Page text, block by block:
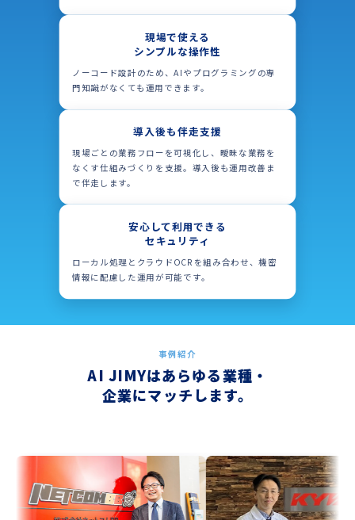
現場で使える
シンプルな操作性
ノーコード設計のため、AIやプログラミングの専
門知識がなくても運用できます。
導入後も伴走支援
現場ごとの業務フローを可視化し、曖昧な業務を
なくす仕組みづくりを支援。導入後も運用改善ま
で伴走します。
安心して利用できる
セキュリティ
ローカル処理とクラウドOCRを組み合わせ、機密
情報に配慮した運用が可能です。
事例紹介
AI JIMYはあらゆる業種・
企業にマッチします。